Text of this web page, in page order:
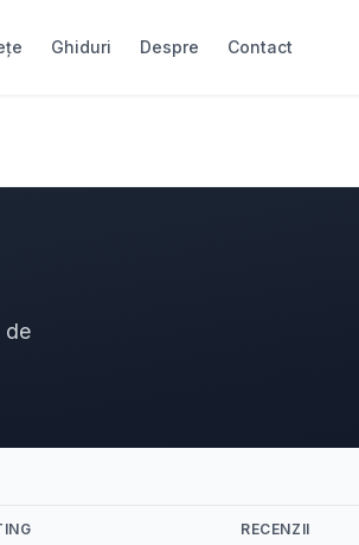
Ghiduri Despre Contact
de
RECENZII